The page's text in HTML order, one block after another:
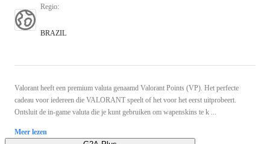
Regio:
BRAZIL
Valorant heeft een premium valuta genaamd Valorant Points (VP). Het perfecte
cadeau voor iedereen die VALORANT speelt of het voor het eerst uitprobeert.
Ontsluit de in-game valuta die je kunt gebruiken om wapenskins te k ...
Meer lezen